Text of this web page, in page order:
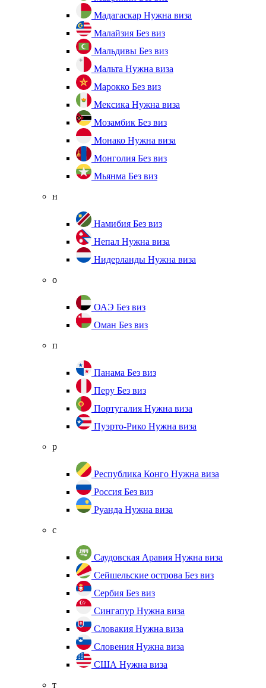
Мадагаскар Нужна виза
Малайзия Без виз
Мальдивы Без виз
Мальта Нужна виза
Марокко Без виз
Мексика Нужна виза
Мозамбик Без виз
Монако Нужна виза
Монголия Без виз
Мьянма Без виз
н
Намибия Без виз
Непал Нужна виза
Нидерланды Нужна виза
о
ОАЭ Без виз
Оман Без виз
п
Панама Без виз
Перу Без виз
Португалия Нужна виза
Пуэрто-Рико Нужна виза
р
Республика Конго Нужна виза
Россия Без виз
Руанда Нужна виза
с
Саудовская Аравия Нужна виза
Сейшельские острова Без виз
Сербия Без виз
Сингапур Нужна виза
Словакия Нужна виза
Словения Нужна виза
США Нужна виза
т